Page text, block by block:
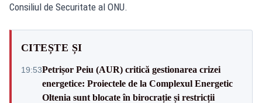
Consiliul de Securitate al ONU.
CITEȘTE ȘI
19:53Petrișor Peiu (AUR) critică gestionarea crizei
energetice: Proiectele de la Complexul Energetic
Oltenia sunt blocate în birocrație și restricții